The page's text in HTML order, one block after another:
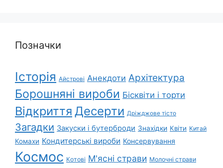
Позначки
Історія Айстрові Анекдоти Архітектура
Борошняні вироби Бісквіти і торти
Відкриття Десерти Дріжджове тісто
Загадки Закуски і бутерброди Знахідки Квіти Китай
Комахи Кондитерські вироби Консервування
Космос Котові М'ясні страви Молочні страви